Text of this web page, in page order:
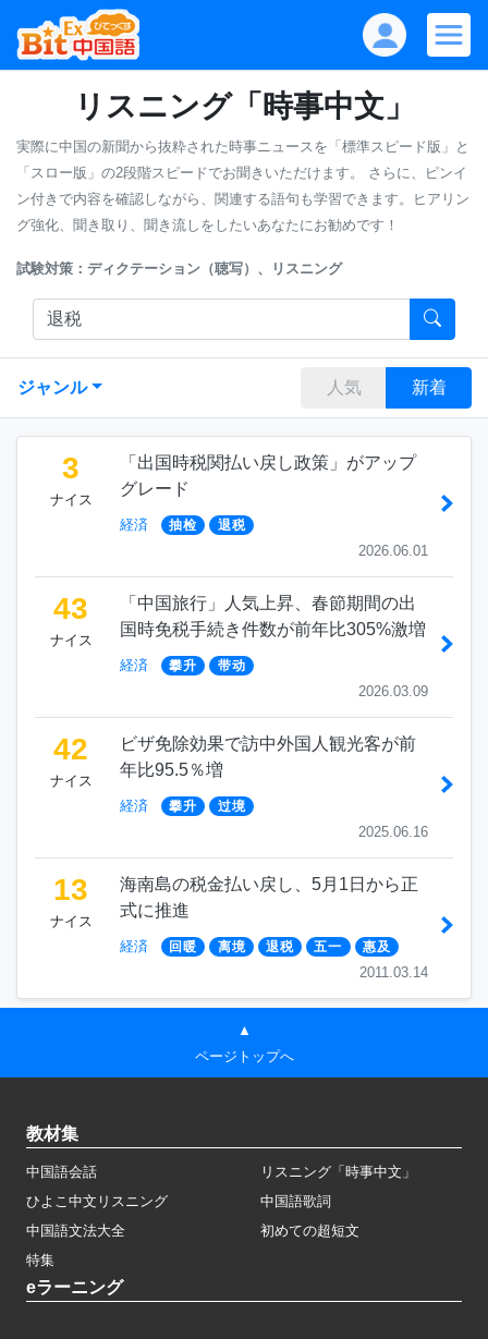
リスニング「時事中文」
実際に中国の新聞から抜粋された時事ニュースを「標準スピード版」と
「スロー版」の2段階スピードでお聞きいただけます。
さらに、ピンイ
ン付きで内容を確認しながら、関連する語句も学習できます。ヒアリン
グ強化、聞き取り、聞き流しをしたいあなたにお勧めです！
試験対策：ディクテーション（聴写）、リスニング
ジャンル 人気 新着
3
ナイス
「出国時税関払い戻し政策」がアップ
グレード
経済 抽检 退税
2026.06.01
43
ナイス
「中国旅行」人気上昇、春節期間の出
国時免税手続き件数が前年比305%激増
経済 攀升 带动
2026.03.09
42
ナイス
ビザ免除効果で訪中外国人観光客が前
年比95.5％増
経済 攀升 过境
2025.06.16
13
ナイス
海南島の税金払い戻し、5月1日から正
式に推進
経済 回暖 离境 退税 五一 惠及
2011.03.14
▲
ページトップへ
教材集
中国語会話
リスニング「時事中文」
ひよこ中文リスニング
中国語歌詞
中国語文法大全
初めての超短文
特集
eラーニング